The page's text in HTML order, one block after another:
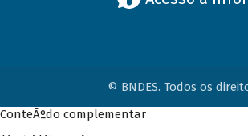
© BNDES. Todos os
ConteÃºdo complementar